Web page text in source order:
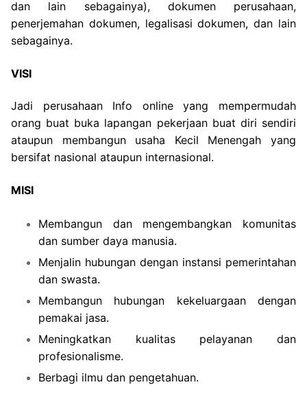
dan lain sebagainya), dokumen perusahaan,
penerjemahan dokumen, legalisasi dokumen, dan lain
sebagainya.
VISI
Jadi perusahaan Info online yang mempermudah
orang buat buka lapangan pekerjaan buat diri sendiri
ataupun membangun usaha Kecil Menengah yang
bersifat nasional ataupun internasional.
MISI
Membangun dan mengembangkan komunitas
dan sumber daya manusia.
Menjalin hubungan dengan instansi pemerintahan
dan swasta.
Membangun hubungan kekeluargaan dengan
pemakai jasa.
Meningkatkan kualitas pelayanan dan
profesionalisme.
Berbagi ilmu dan pengetahuan.